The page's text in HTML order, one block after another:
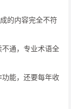
的内容完全不符
通，专业术语全
能，还要每年收